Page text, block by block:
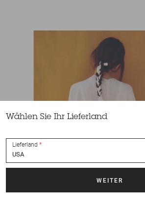
Wählen Sie Ihr Lieferland
Lieferland